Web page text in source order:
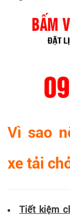
Vì sao
xe tải
Tiết kiệm